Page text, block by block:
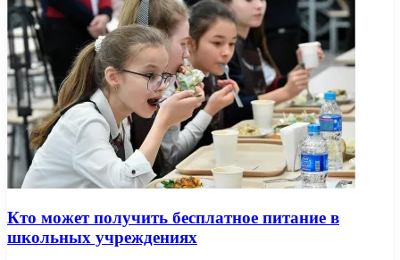
Кто может получить бесплатное питание в
школьных учреждениях